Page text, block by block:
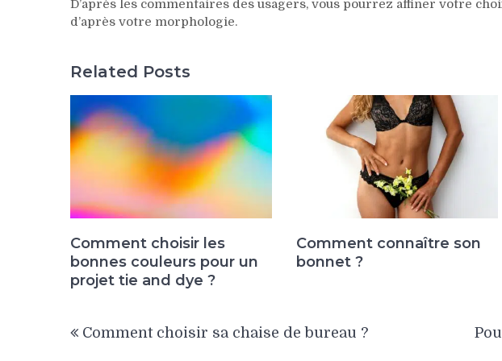
D’après les commentaires des usagers, vous pourrez affiner votre
d’après votre morphologie.
Related Posts
Comment choisir les
bonnes couleurs pour un
projet tie and dye ?
Comment connaître son
bonnet ?
Comment choisir sa chaise de bureau ?